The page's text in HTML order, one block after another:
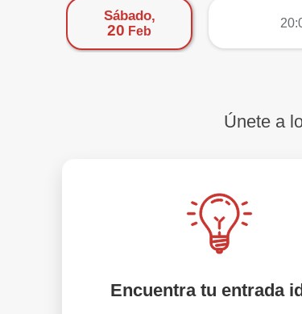
Sábado,
20 Feb
Únete a
Encuentra tu entrada